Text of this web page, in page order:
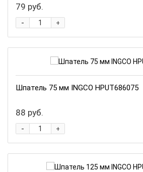
79 руб.
+
-
Шпатель 75 мм INGCO HPUT686075
88 руб.
+
-